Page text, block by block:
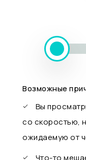
Возможные
Вы
со скоростью,
ожидаемую от
Что-то